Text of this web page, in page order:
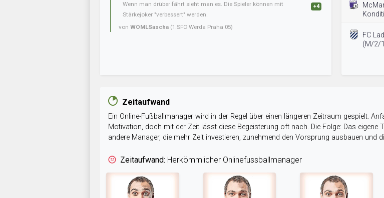
Wenn man drüber fährt sieht man es. Die Spieler können mit
Stärkejoker "verbessert" werden.
von WOMLSascha (1.SFC Werda Praha 05)
+4
FC
(M/2/
Zeitaufwand
Ein Online-Fußballmanager wird in der Regel über einen längeren Zeitraum gespielt.
Motivation, doch mit der Zeit lässt diese Begeisterung oft nach. Die Folge: Das
andere Manager, die mehr Zeit investieren, zunehmend den Vorsprung ausbauen und
Zeitaufwand: Herkömmlicher Onlinefussballmanager